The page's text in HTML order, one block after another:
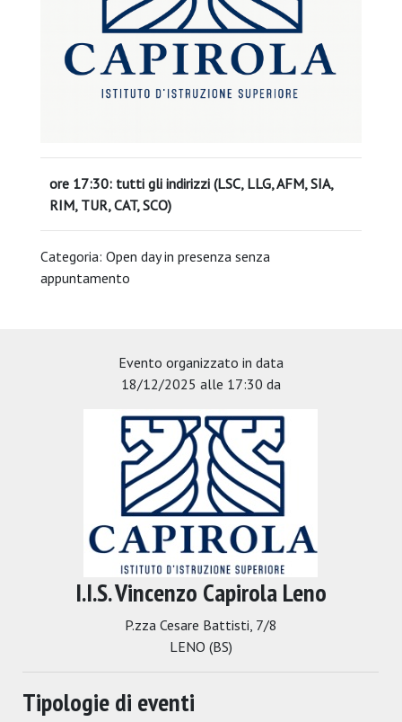
ore 17:30: tutti gli indirizzi (LSC, LLG, AFM, SIA,
RIM, TUR, CAT, SCO)
Categoria: Open day in presenza senza
appuntamento
Evento organizzato in data
18/12/2025 alle 17:30 da
I.I.S. Vincenzo Capirola Leno
P.zza Cesare Battisti, 7/8
LENO (BS)
Tipologie di eventi